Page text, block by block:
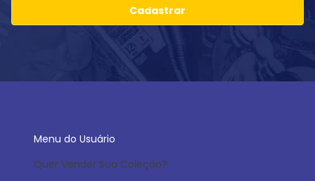
Cadastrar
Menu do Usuário
Quer Vender Sua Coleção?